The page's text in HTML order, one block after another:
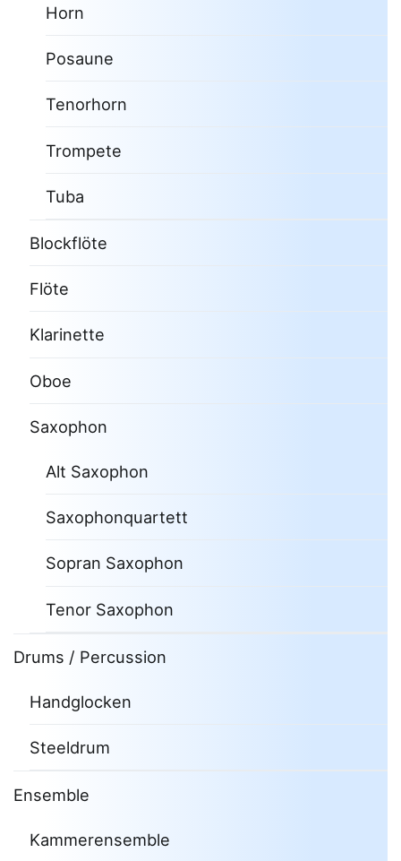
Horn
Posaune
Tenorhorn
Trompete
Tuba
Blockflöte
Flöte
Klarinette
Oboe
Saxophon
Alt Saxophon
Saxophonquartett
Sopran Saxophon
Tenor Saxophon
Drums / Percussion
Handglocken
Steeldrum
Ensemble
Kammerensemble